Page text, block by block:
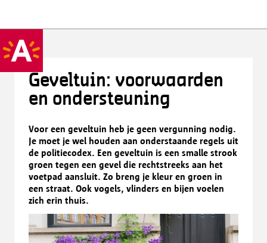
Geveltuin: voorwaarden
en ondersteuning
Voor een geveltuin heb je geen vergunning nodig.
Je moet je wel houden aan onderstaande regels uit
de politiecodex. Een geveltuin is een smalle strook
groen tegen een gevel die rechtstreeks aan het
voetpad aansluit. Zo breng je kleur en groen in
een straat. Ook vogels, vlinders en bijen voelen
zich erin thuis.